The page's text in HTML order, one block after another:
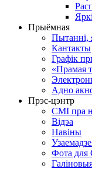
Прыёмная
Пытанні,
Кантакты
Графік
«Прамая
Адно
Прэс-цэнтр
СМІ пра
Відэа
Навіны
Фота для